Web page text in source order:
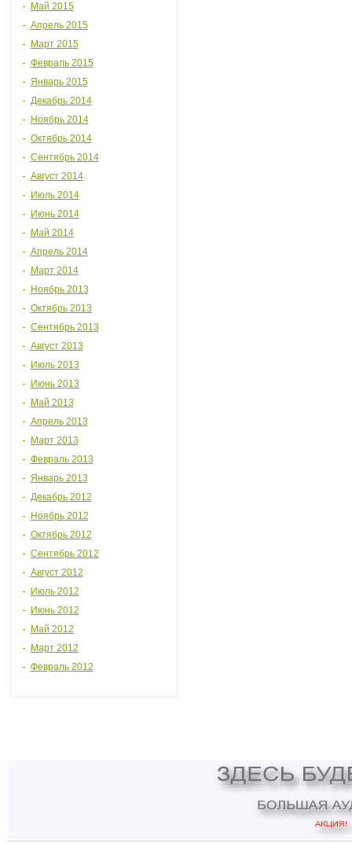
Май 2015
Апрель 2015
Март 2015
Февраль 2015
Январь 2015
Декабрь 2014
Ноябрь 2014
Октябрь 2014
Сентябрь 2014
Август 2014
Июль 2014
Июнь 2014
Май 2014
Апрель 2014
Март 2014
Ноябрь 2013
Октябрь 2013
Сентябрь 2013
Август 2013
Июль 2013
Июнь 2013
Май 2013
Апрель 2013
Март 2013
Февраль 2013
Январь 2013
Декабрь 2012
Ноябрь 2012
Октябрь 2012
Сентябрь 2012
Август 2012
Июль 2012
Июнь 2012
Май 2012
Март 2012
Февраль 2012